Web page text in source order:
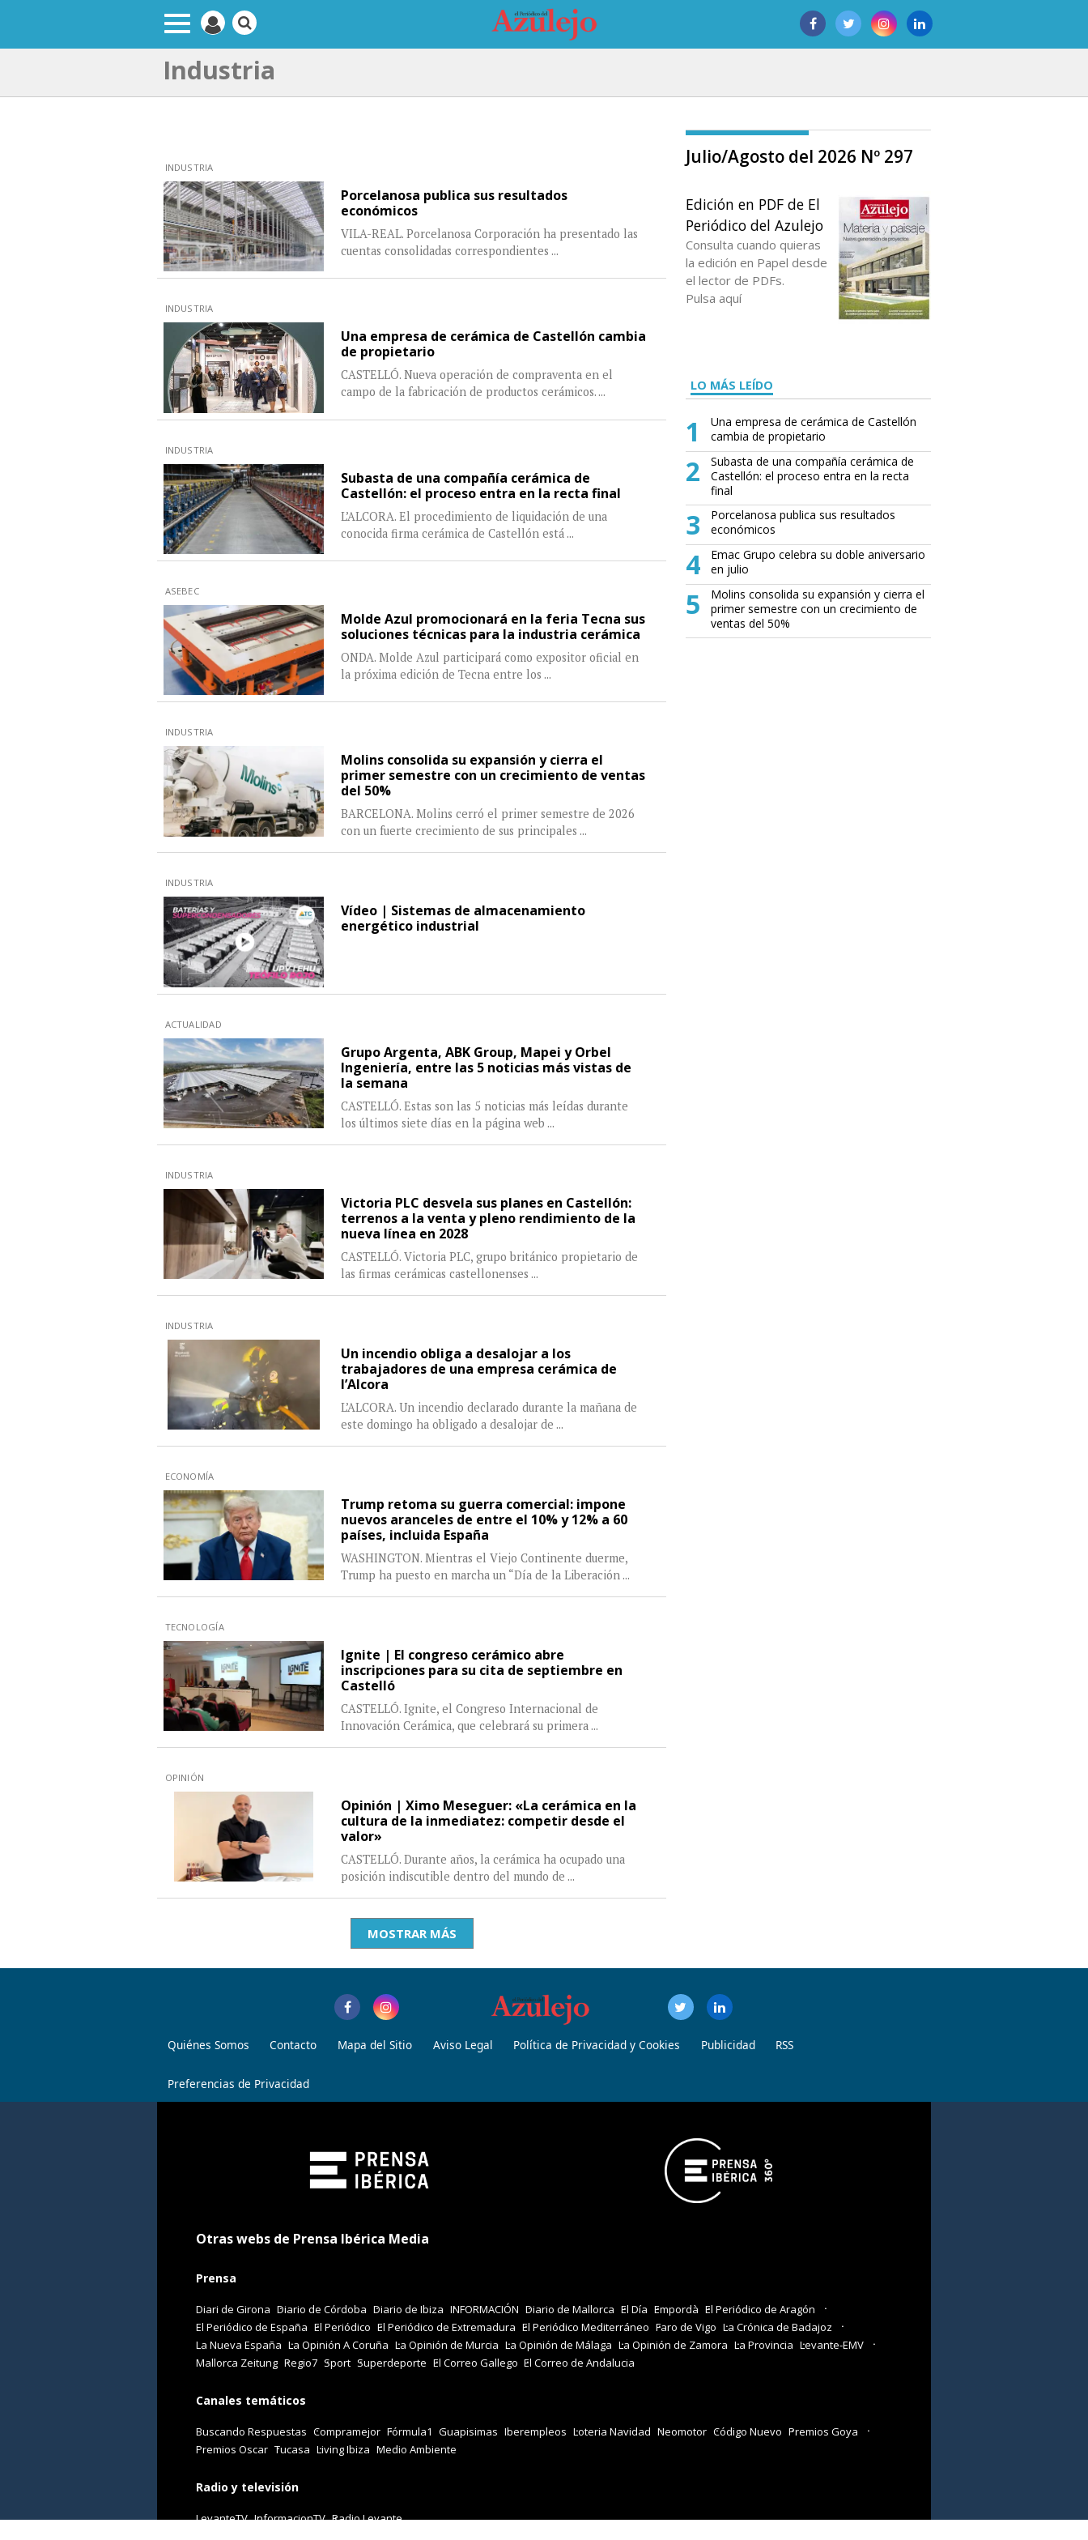
Industria
INDUSTRIA
Porcelanosa publica sus resultados
económicos
VILA-REAL. Porcelanosa Corporación ha presentado las
cuentas consolidadas correspondientes ...
INDUSTRIA
Una empresa de cerámica de Castellón cambia
de propietario
CASTELLÓ. Nueva operación de compraventa en el
campo de la fabricación de productos cerámicos. ...
INDUSTRIA
Subasta de una compañía cerámica de
Castellón: el proceso entra en la recta final
L’ALCORA. El procedimiento de liquidación de una
conocida firma cerámica de Castellón está ...
ASEBEC
Molde Azul promocionará en la feria Tecna sus
soluciones técnicas para la industria cerámica
ONDA. Molde Azul participará como expositor oficial en
la próxima edición de Tecna entre los ...
INDUSTRIA
Molins consolida su expansión y cierra el
primer semestre con un crecimiento de ventas
del 50%
BARCELONA. Molins cerró el primer semestre de 2026
con un fuerte crecimiento de sus principales ...
INDUSTRIA
Vídeo | Sistemas de almacenamiento
energético industrial
ACTUALIDAD
Grupo Argenta, ABK Group, Mapei y Orbel
Ingeniería, entre las 5 noticias más vistas de
la semana
CASTELLÓ. Estas son las 5 noticias más leídas durante
los últimos siete días en la página web ...
INDUSTRIA
Victoria PLC desvela sus planes en Castellón:
terrenos a la venta y pleno rendimiento de la
nueva línea en 2028
CASTELLÓ. Victoria PLC, grupo británico propietario de
las firmas cerámicas castellonenses ...
INDUSTRIA
Un incendio obliga a desalojar a los
trabajadores de una empresa cerámica de
l’Alcora
L’ALCORA. Un incendio declarado durante la mañana de
este domingo ha obligado a desalojar de ...
ECONOMÍA
Trump retoma su guerra comercial: impone
nuevos aranceles de entre el 10% y 12% a 60
países, incluida España
WASHINGTON. Mientras el Viejo Continente duerme,
Trump ha puesto en marcha un “Día de la Liberación ...
TECNOLOGÍA
Ignite | El congreso cerámico abre
inscripciones para su cita de septiembre en
Castelló
CASTELLÓ. Ignite, el Congreso Internacional de
Innovación Cerámica, que celebrará su primera ...
OPINIÓN
Opinión | Ximo Meseguer: «La cerámica en la
cultura de la inmediatez: competir desde el
valor»
CASTELLÓ. Durante años, la cerámica ha ocupado una
posición indiscutible dentro del mundo de ...
MOSTRAR MÁS
Julio/Agosto del 2026 Nº 297
Edición en PDF de El
Periódico del Azulejo
Consulta cuando quieras
la edición en Papel desde
el lector de PDFs.
Pulsa aquí
LO MÁS LEÍDO
1
Una empresa de cerámica de Castellón
cambia de propietario
2
Subasta de una compañía cerámica de
Castellón: el proceso entra en la recta
final
3
Porcelanosa publica sus resultados
económicos
4
Emac Grupo celebra su doble aniversario
en julio
5
Molins consolida su expansión y cierra el
primer semestre con un crecimiento de
ventas del 50%
Quiénes Somos Contacto Mapa del Sitio Aviso Legal Política de Privacidad y Cookies Publicidad RSS
Preferencias de Privacidad
Otras webs de Prensa Ibérica Media
Prensa
Diari de Girona Diario de Córdoba Diario de Ibiza INFORMACIÓN Diario de Mallorca El Día Empordà El Periódico de Aragón
El Periódico de España El Periódico El Periódico de Extremadura El Periódico Mediterráneo Faro de Vigo La Crónica de Badajoz
La Nueva España La Opinión A Coruña La Opinión de Murcia La Opinión de Málaga La Opinión de Zamora La Provincia Levante-EMV
Mallorca Zeitung Regio7 Sport Superdeporte El Correo Gallego El Correo de Andalucia
Canales temáticos
Buscando Respuestas Compramejor Fórmula1 Guapisimas Iberempleos Loteria Navidad Neomotor Código Nuevo Premios Goya
Premios Oscar Tucasa Living Ibiza Medio Ambiente
Radio y televisión
LevanteTV InformacionTV Radio Levante